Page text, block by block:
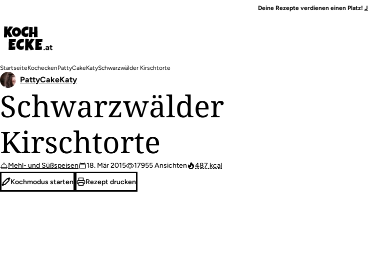
Inhalt
Deine Rezepte verdienen einen Platz!
Pfadnavigation
StartseiteKocheckenPattyCakeKatySchwarzwälder Kirschtorte
Schwarzwälder
Kirschtorte
Mehl- und Süßspeisen 18. Mär 2015 17955 Ansichten 487 kcal
PattyCakeKaty
Kochmodus starten Rezept drucken